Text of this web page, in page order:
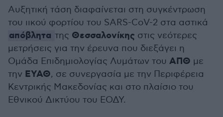
Αυξητική τάση διαφαίνεται στη συγκέντρωση
του ιικού φορτίου του SARS-CoV-2 στα αστικά
απόβλητα της Θεσσαλονίκης στις νεότερες
μετρήσεις για την έρευνα που διεξάγει η
Ομάδα Επιδημιολογίας Λυμάτων του ΑΠΘ με
την ΕΥΑΘ, σε συνεργασία με την Περιφέρεια
Κεντρικής Μακεδονίας και στο πλαίσιο του
Εθνικού Δικτύου του ΕΟΔΥ.